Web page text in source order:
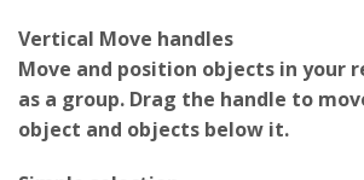
Move and position objects in your
as a group. Drag the handle to
object and objects below it.